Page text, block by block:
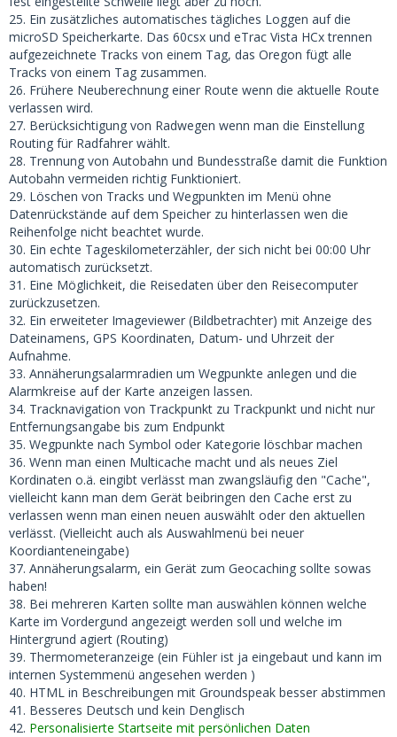
25. Ein zusätzliches automatisches tägliches Loggen auf die
microSD Speicherkarte. Das 60csx und eTrac Vista HCx trennen
aufgezeichnete Tracks von einem Tag, das Oregon fügt alle
Tracks von einem Tag zusammen.
26. Frühere Neuberechnung einer Route wenn die aktuelle Route
verlassen wird.
27. Berücksichtigung von Radwegen wenn man die Einstellung
Routing für Radfahrer wählt.
28. Trennung von Autobahn und Bundesstraße damit die Funktion
Autobahn vermeiden richtig Funktioniert.
29. Löschen von Tracks und Wegpunkten im Menü ohne
Datenrückstände auf dem Speicher zu hinterlassen wen die
Reihenfolge nicht beachtet wurde.
30. Ein echte Tageskilometerzähler, der sich nicht bei 00:00 Uhr
automatisch zurücksetzt.
31. Eine Möglichkeit, die Reisedaten über den Reisecomputer
zurückzusetzen.
32. Ein erweiteter Imageviewer (Bildbetrachter) mit Anzeige des
Dateinamens, GPS Koordinaten, Datum- und Uhrzeit der
Aufnahme.
33. Annäherungsalarmradien um Wegpunkte anlegen und die
Alarmkreise auf der Karte anzeigen lassen.
34. Tracknavigation von Trackpunkt zu Trackpunkt und nicht nur
Entfernungsangabe bis zum Endpunkt
35. Wegpunkte nach Symbol oder Kategorie löschbar machen
36. Wenn man einen Multicache macht und als neues Ziel
Kordinaten o.ä. eingibt verlässt man zwangsläufig den "Cache",
vielleicht kann man dem Gerät beibringen den Cache erst zu
verlassen wenn man einen neuen auswählt oder den aktuellen
verlässt. (Vielleicht auch als Auswahlmenü bei neuer
Koordianteneingabe)
37. Annäherungsalarm, ein Gerät zum Geocaching sollte sowas
haben!
38. Bei mehreren Karten sollte man auswählen können welche
Karte im Vordergund angezeigt werden soll und welche im
Hintergrund agiert (Routing)
39. Thermometeranzeige (ein Fühler ist ja eingebaut und kann im
internen Systemmenü angesehen werden )
40. HTML in Beschreibungen mit Groundspeak besser abstimmen
41. Besseres Deutsch und kein Denglisch
42. Personalisierte Startseite mit persönlichen Daten